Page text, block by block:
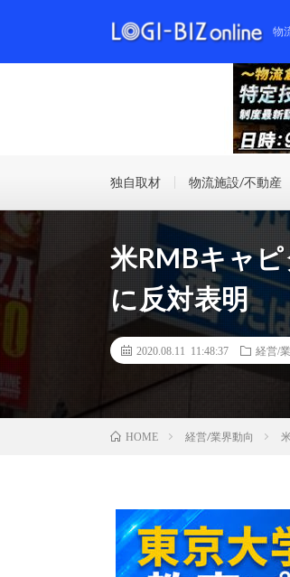
物
独自取材 物流施設/不動産
米RMBキャ
に反対表明
2020.08.11 11:48:37 経営/
HOME 経営/業界動向